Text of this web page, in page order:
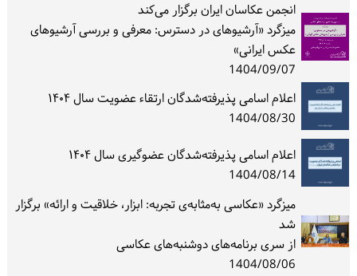
انجمن عکاسان ایران برگزار می‌کند
میزگرد «آرشیوهای در دسترس: معرفی و بررسی آرشیوهای
عکس ایرانی»
1404/09/07
اعلام اسامی پذیرفته‌شدگان ارتقاء عضویت سال ۱۴۰۴
1404/08/30
اعلام اسامی پذیرفته‌شدگان عضوگیری سال ۱۴۰۴
1404/08/14
میزگرد «عکاسی به‌مثابه‌ی تجربه: ابزار، خلاقیت و ارائه» برگزار
شد
از سری برنامه‌های دوشنبه‌های عکاسی
1404/08/06